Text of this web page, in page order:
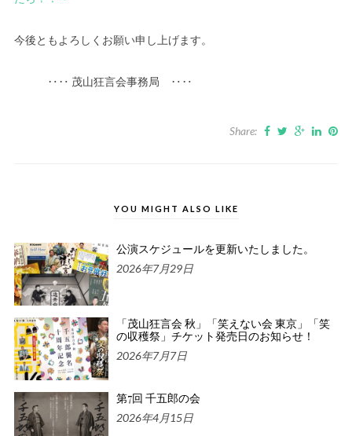
今後ともよろしくお願い申し上げます。
‥‥ 茂山狂言会事務局 ‥‥
Share:
YOU MIGHT ALSO LIKE
公演スケジュールを更新いたしました。
2026年7月29日
「茂山狂言会 秋」「笑えない会 東京」「笑
の収穫祭」チケット発売日のお知らせ！
2026年7月7日
第7回 千五郎の会
2026年4月15日